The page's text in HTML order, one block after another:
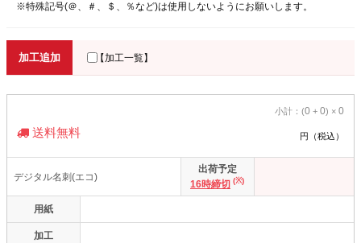
※特殊記号(＠、＃、＄、％など)は使用しないようにお願いします。
加工追加 【加工一覧】
デジタル名刺(エコ)
用紙
加工
出荷予定
16時締切 (※)
小計：(0 + 0) × 0
送料無料 円（税込）